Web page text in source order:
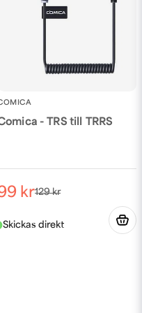
- TRS till TRRS
129 kr
kr
är till för
hade passat:
rode-ws12-
mig på: